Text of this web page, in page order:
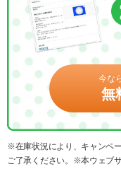
今な
無
※在庫状況により、キャンペ
ご了承ください。※本ウェブ